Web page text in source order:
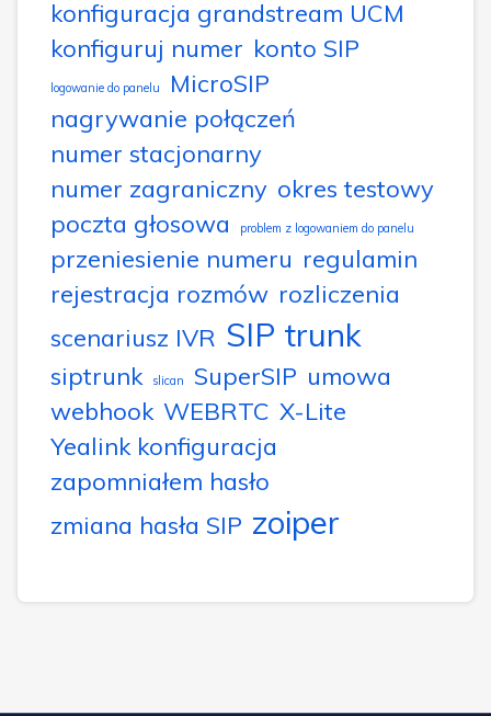
konfiguracja grandstream UCM
konfiguruj numer konto SIP
logowanie do panelu
MicroSIP
nagrywanie połączeń
numer stacjonarny
numer zagraniczny okres testowy
poczta głosowa
problem z logowaniem do panelu
przeniesienie numeru regulamin
rejestracja rozmów rozliczenia
scenariusz IVR SIP trunk
siptrunk slican SuperSIP umowa
webhook WEBRTC X-Lite
Yealink konfiguracja
zapomniałem hasło
zmiana hasła SIP zoiper